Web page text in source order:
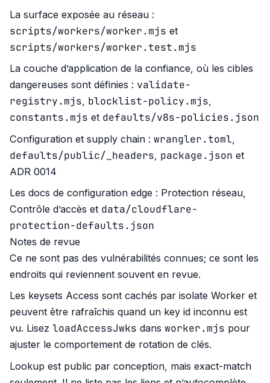
La surface exposée au réseau :
scripts/workers/worker.mjs et
scripts/workers/worker.test.mjs
La couche d’application de la confiance, où les cibles
dangereuses sont définies : validate-
registry.mjs, blocklist-policy.mjs,
constants.mjs et defaults/v8s-policies.json
Configuration et supply chain : wrangler.toml
defaults/public/_headers package.json et
ADR 0014
Les docs de configuration edge : Protection réseau
Contrôle d’accès et data/cloudflare-
protection-defaults.json
Notes de revue
Ce ne sont pas des vulnérabilités connues; ce sont les
endroits qui reviennent souvent en revue.
Les keysets Access sont cachés par isolate Worker et
peuvent être rafraîchis quand un key id inconnu est
vu. Lisez loadAccessJwks dans worker.mjs pour
ajuster le comportement de rotation de clés.
Lookup est public par conception, mais exact-match